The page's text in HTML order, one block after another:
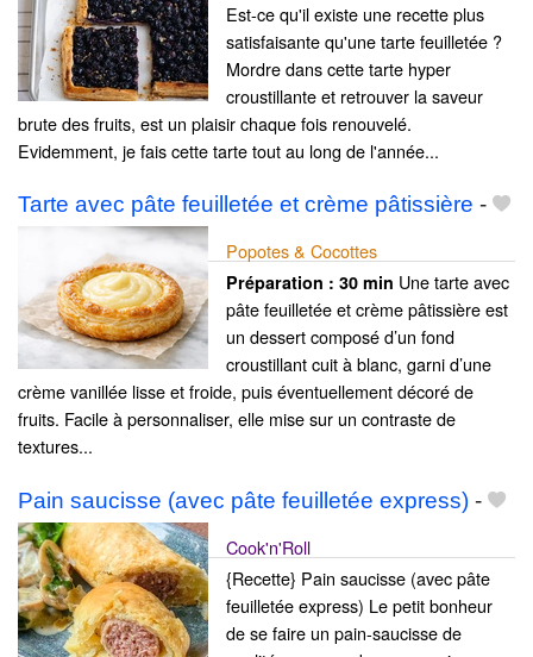
Est-ce qu'il existe une recette plus
satisfaisante qu'une tarte feuilletée ?
Mordre dans cette tarte hyper
croustillante et retrouver la saveur
brute des fruits, est un plaisir chaque fois renouvelé.
Evidemment, je fais cette tarte tout au long de l'année...
Tarte avec pâte feuilletée et crème pâtissière -
Popotes & Cocottes
Préparation : 30 min Une tarte avec
pâte feuilletée et crème pâtissière est
un dessert composé d’un fond
croustillant cuit à blanc, garni d’une
crème vanillée lisse et froide, puis éventuellement décoré de
fruits. Facile à personnaliser, elle mise sur un contraste de
textures...
Pain saucisse (avec pâte feuilletée express) -
Cook'n'Roll
{Recette} Pain saucisse (avec pâte
feuilletée express) Le petit bonheur
de se faire un pain-saucisse de